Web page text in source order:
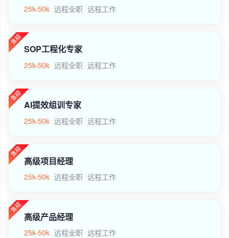
25k-50k 远程全职 远程工作
SOP工程化专家
25k-50k 远程全职 远程工作
AI提效组训专家
25k-50k 远程全职 远程工作
高级项目经理
25k-50k 远程全职 远程工作
高级产品经理
25k-50k 远程全职 远程工作